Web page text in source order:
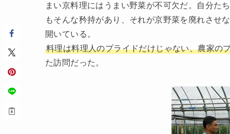
まい京料理にはうまい野菜が不可欠だ。自分た
もそんな矜持があり、それが京野菜を廃れさせ
開いている。
料理は料理人のプライドだけじゃない、農家の
た訪問だった。